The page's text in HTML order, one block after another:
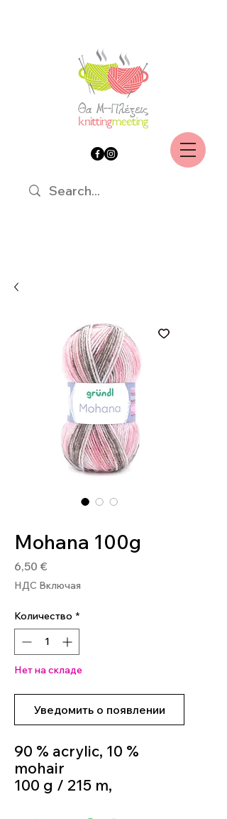
Mohana 100g
6,50 €
НДС Включая
Количество *
Нет на складе
Уведомить о появлении
90 % acrylic, 10 %
mohair
100 g / 215 m,